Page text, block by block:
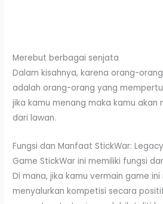
Merebut berbagai senjata
Dalam kisahnya, karena orang-
adalah orang-orang yang
jika kamu menang maka kamu akan
dari lawan.
Fungsi dan Manfaat StickWar: Legacy
Game StickWar ini memiliki fungsi
Di mana, jika kamu vermain game
menyalurkan kompetisi secara